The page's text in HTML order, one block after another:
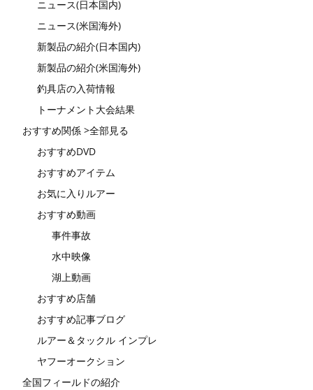
ニュース(日本国内)
ニュース(米国海外)
新製品の紹介(日本国内)
新製品の紹介(米国海外)
釣具店の入荷情報
トーナメント大会結果
おすすめ関係 >全部見る
おすすめDVD
おすすめアイテム
お気に入りルアー
おすすめ動画
事件事故
水中映像
湖上動画
おすすめ店舗
おすすめ記事ブログ
ルアー＆タックル インプレ
ヤフーオークション
全国フィールドの紹介